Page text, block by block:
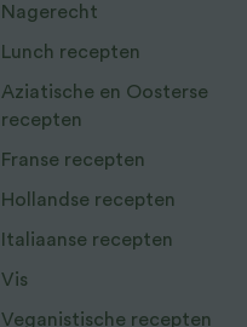
Nagerecht
Lunch recepten
Aziatische en Oosterse
recepten
Franse recepten
Hollandse recepten
Italiaanse recepten
Vis
Veganistische recepten